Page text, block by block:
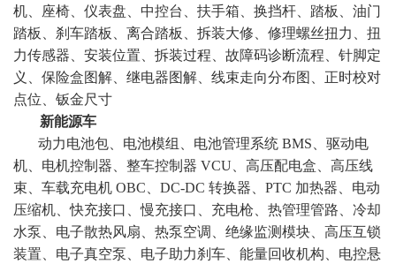
机、座椅、仪表盘、中控台、扶手箱、换挡杆、踏板、油门
踏板、刹车踏板、离合踏板、拆装大修、修理螺丝扭力、扭
力传感器、安装位置、拆装过程、故障码诊断流程、针脚定
义、保险盒图解、继电器图解、线束走向分布图、正时校对
点位、钣金尺寸
新能源车
动力电池包、电池模组、电池管理系统 BMS、驱动电
机、电机控制器、整车控制器 VCU、高压配电盒、高压线
束、车载充电机 OBC、DC-DC 转换器、PTC 加热器、电动
压缩机、快充接口、慢充接口、充电枪、热管理管路、冷却
水泵、电子散热风扇、热泵空调、绝缘监测模块、高压互锁
装置、电子真空泵、电子助力刹车、能量回收机构、电控悬